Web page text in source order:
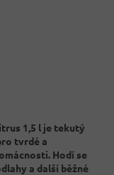
1,5 l je tekutý
tvrdé a
Hodí se
a další běžné